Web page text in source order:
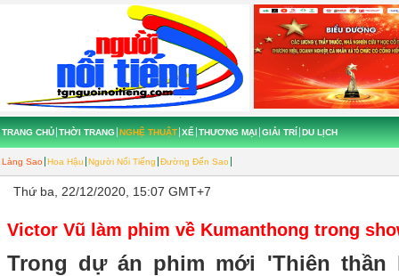
TRANG CHỦ THỜI TRANG NGHỆ THUẬT
Làng Sao Hoa Hậu Người Nổi Tiếng Đường Đến Sao
XẾ THƯƠNG MẠI GIẢI TRÍ DU LỊCH
Thứ ba, 22/12/2020, 15:07 GMT+7
Victor Vũ làm phim về Kumanthong trong
Trong dự án phim mới 'Thiên thần